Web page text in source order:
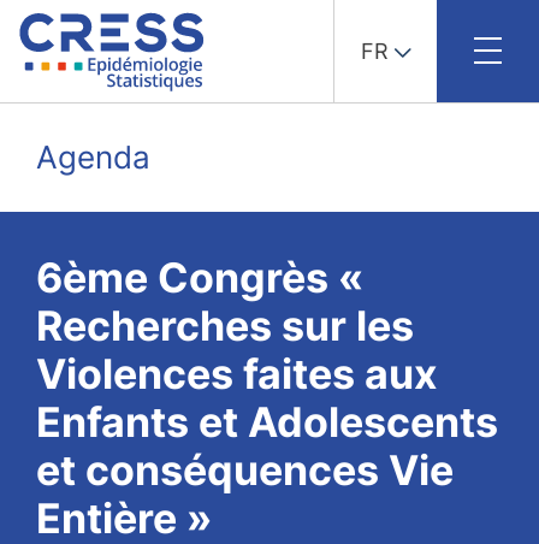
content
FR
Agenda
6ème Congrès «
Recherches sur les
Violences faites aux
Enfants et Adolescents
et conséquences Vie
Entière »